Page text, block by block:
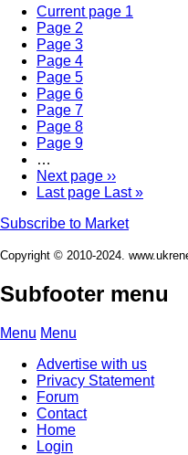
Current page 1
Page 2
Page 3
Page 4
Page 5
Page 6
Page 7
Page 8
Page 9
…
Next page ››
Last page Last »
Subscribe to Market
Copyright © 2010-2024.
Subfooter menu
Menu Menu
Advertise with us
Privacy Statement
Forum
Contact
Home
Login